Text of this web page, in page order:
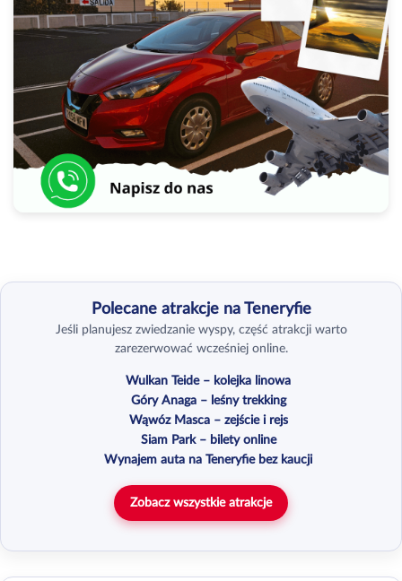
Polecane atrakcje na Teneryfie
Jeśli planujesz zwiedzanie wyspy, część atrakcji warto
zarezerwować wcześniej online.
Wulkan Teide – kolejka linowa
Góry Anaga – leśny trekking
Wąwóz Masca – zejście i rejs
Siam Park – bilety online
Wynajem auta na Teneryfie bez kaucji
Zobacz wszystkie atrakcje